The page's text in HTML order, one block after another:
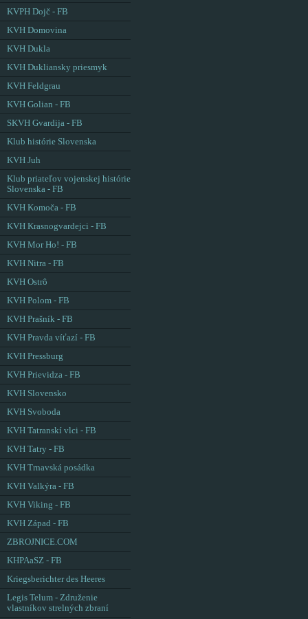
KVPH Dojč - FB
KVH Domovina
KVH Dukla
KVH Dukliansky priesmyk
KVH Feldgrau
KVH Golian - FB
SKVH Gvardija - FB
Klub histórie Slovenska
KVH Juh
Klub priateľov vojenskej histórie
Slovenska - FB
KVH Komoča - FB
KVH Krasnogvardejci - FB
KVH Mor Ho! - FB
KVH Nitra - FB
KVH Ostrô
KVH Polom - FB
KVH Prašník - FB
KVH Pravda víťazí - FB
KVH Pressburg
KVH Prievidza - FB
KVH Slovensko
KVH Svoboda
KVH Tatranskí vlci - FB
KVH Tatry - FB
KVH Trnavská posádka
KVH Valkýra - FB
KVH Viking - FB
KVH Západ - FB
ZBROJNICE.COM
KHPAaSZ - FB
Kriegsberichter des Heeres
Legis Telum - Združenie
vlastníkov strelných zbraní